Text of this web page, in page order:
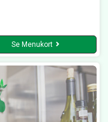
Se Menukort